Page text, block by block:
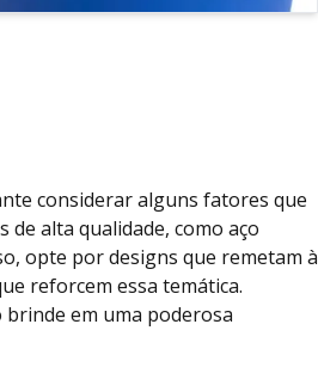
considerar alguns fatores que
alta qualidade, como aço
opte por designs que remetam à
reforcem essa temática.
em uma poderosa